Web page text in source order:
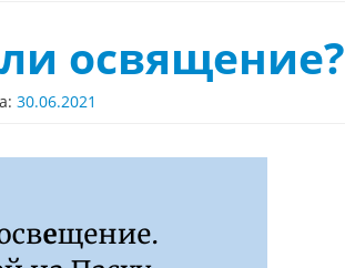
освящение?
30.06.2021